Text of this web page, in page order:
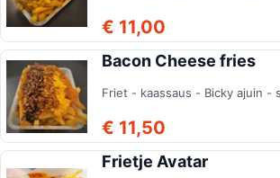
€ 11,00
Bacon Cheese fries
Friet - kaassaus - Bicky ajuin -
€ 11,50
Frietje Avatar